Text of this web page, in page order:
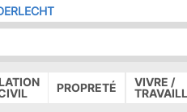
PROPRETÉ
VIVRE /